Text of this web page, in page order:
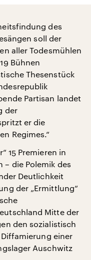
des
soll der
aller Todesmühlen
Bühnen
Thesenstück
Partisan landet
der
er die
Regimes.“
15 Premieren in
– die Polemik des
Deutlichkeit
der „Ermittlung“
Mitte der
den sozialistisch
einer
Auschwitz